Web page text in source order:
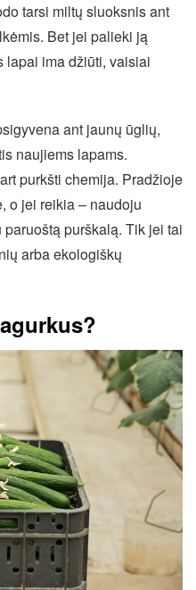
tarsi miltų sluoksnis ant
Bet jei palieki ją
lapai ima džiūti, vaisiai
ant jaunų ūglių,
naujiems lapams.
purkšti chemija. Pradžioje
o jei reikia – naudoju
purškalą. Tik jei tai
arba ekologiškų